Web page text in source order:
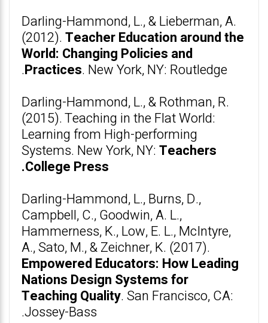
Darling-Hammond, L., & Lieberman, A.
(2012). Teacher Education around the
World: Changing Policies and
Practices. New York, NY: Routledge.
Darling-Hammond, L., & Rothman, R.
(2015). Teaching in the Flat World:
Learning from High-performing
Systems. New York, NY: Teachers
College Press.
Darling-Hammond, L., Burns, D.,
Campbell, C., Goodwin, A. L.,
Hammerness, K., Low, E. L., McIntyre,
A., Sato, M., & Zeichner, K. (2017).
Empowered Educators: How Leading
Nations Design Systems for
Teaching Quality. San Francisco, CA:
Jossey-Bass.